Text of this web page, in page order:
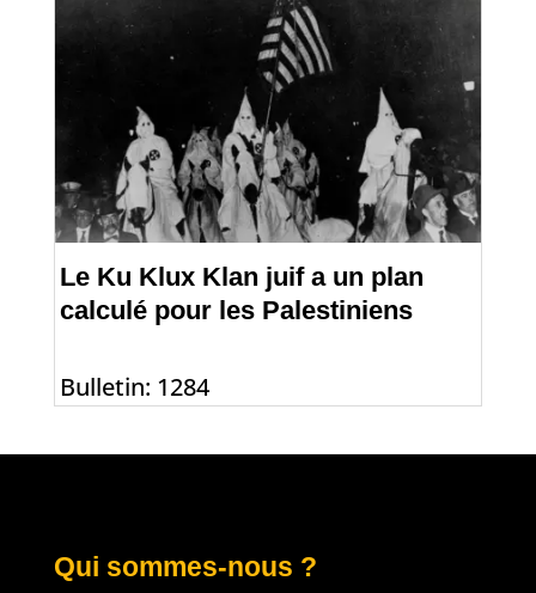
Le Ku Klux Klan juif a un plan
calculé pour les Palestiniens
Bulletin: 1284
Qui sommes-nous ?